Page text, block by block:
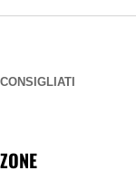
CONSIGLIATI
ZONE